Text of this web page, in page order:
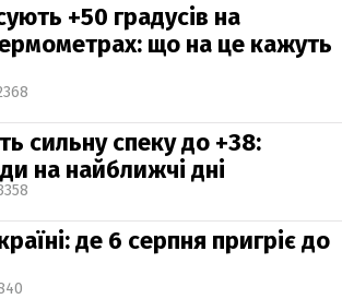
+50 градусів на
що на це кажуть
сильну спеку до +38:
на найближчі дні
де 6 серпня пригріє до